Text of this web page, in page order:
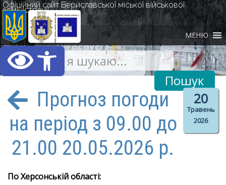
Відкрити Панель
Офіційний сайт Бериславської міської військової
адміністрації
МЕНЮ
20
Травень
2026
Прогноз погоди
на період з 09.00 до
21.00 20.05.2026 р.
По Херсонській області: